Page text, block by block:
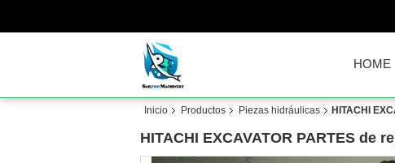
HOME
Inicio Productos Piezas hidráulicas HITACHI
HITACHI EXCAVATOR PARTES de